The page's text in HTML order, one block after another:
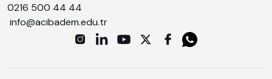
0216 500 44 44
info@acibadem.edu.tr